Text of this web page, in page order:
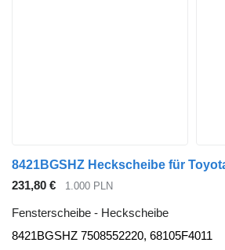
8421BGSHZ Heckscheibe für
231,80 €
1.000 PLN
Fensterscheibe - Heckscheibe
8421BGSHZ 7508552220, 68105F4011